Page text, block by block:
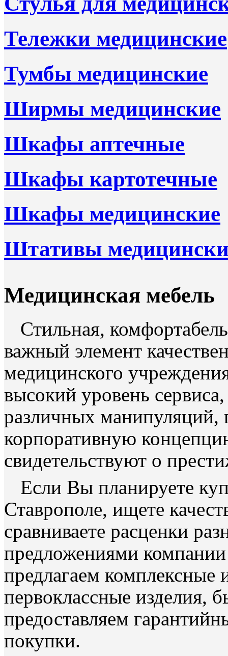
Тележки медицинские
Тумбы медицинские
Ширмы медицинские
Шкафы аптечные
Шкафы картотечные
Шкафы медицинские
Штативы
Медицинская мебель
Стильная,
важный элемент
медицинского
высокий уровень
различных
корпоративную
свидетельствуют о
Если Вы планируете
Ставрополе, ищете
сравниваете расценки
предложениями
предлагаем
первоклассные изделия,
предоставляем
покупки.